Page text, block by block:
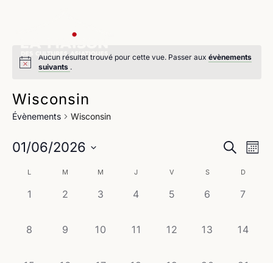
Aucun résultat trouvé pour cette vue. Passer aux évènements
suivants .
Wisconsin
Évènements Wisconsin
vues
Recherche
Mois
01/06/2026
date.
Calendrier
de
Évènements
L M M J V S D
0
1
0
2
0
3
0
4
0
5
0
6
0
7
0
8
0
9
0
10
0
11
0
12
0
13
0
14